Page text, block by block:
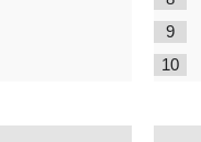
9
10